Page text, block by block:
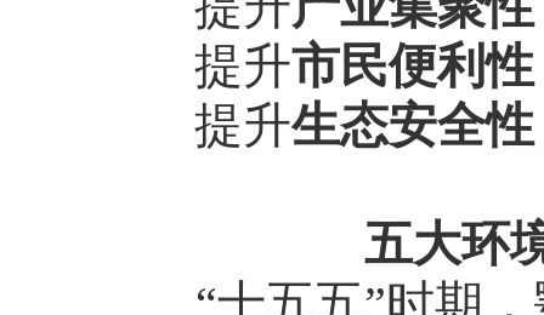
提升市民便利性
提升生态安全性
五大环
“十五五”时期，